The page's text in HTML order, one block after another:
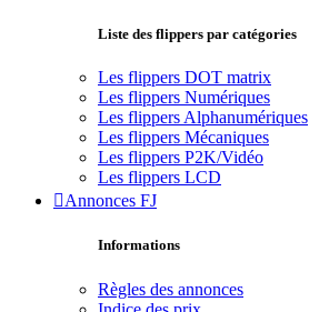
Liste des flippers par catégories
Les flippers DOT matrix
Les flippers Numériques
Les flippers Alphanumériques
Les flippers Mécaniques
Les flippers P2K/Vidéo
Les flippers LCD
Annonces FJ
Informations
Règles des annonces